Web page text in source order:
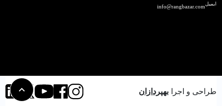
ایمیلinfo@rangbazar.com
طراحی و اجرا بهپردازان